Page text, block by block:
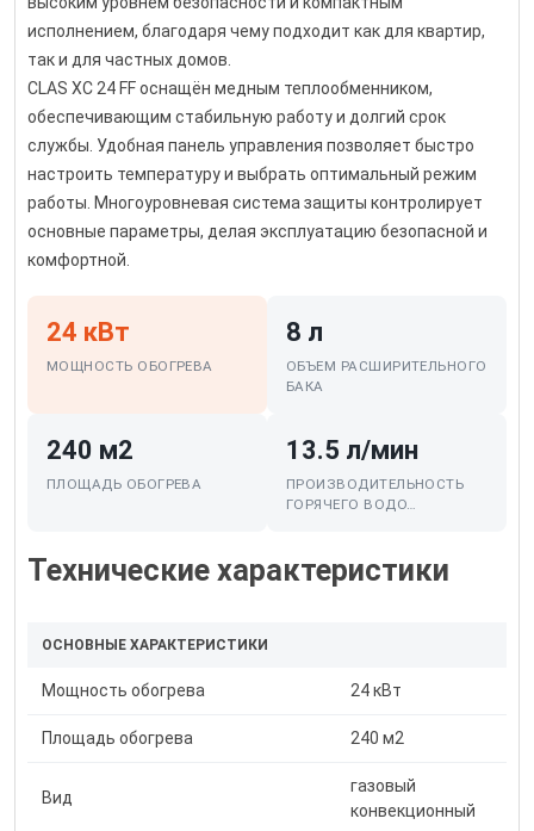
исполнением, благодаря чему подходит как для квартир,
так и для частных домов.
CLAS XC 24 FF оснащён медным теплообменником,
обеспечивающим стабильную работу и долгий срок
службы. Удобная панель управления позволяет быстро
настроить температуру и выбрать оптимальный режим
работы. Многоуровневая система защиты контролирует
основные параметры, делая эксплуатацию безопасной и
комфортной.
24 кВт
МОЩНОСТЬ ОБОГРЕВА
8 л
ОБЪЕМ РАСШИРИТЕЛЬНОГО
БАКА
240 м2
ПЛОЩАДЬ ОБОГРЕВА
13.5 л/мин
ПРОИЗВОДИТЕЛЬНОСТЬ
ГОРЯЧЕГО ВОДО…
Технические характеристики
ОСНОВНЫЕ ХАРАКТЕРИСТИКИ
Мощность обогрева 24 кВт
Площадь обогрева 240 м2
Вид
газовый
конвекционный